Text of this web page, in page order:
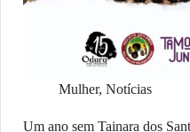
Mulher, Notícias
Um ano sem Tainara dos